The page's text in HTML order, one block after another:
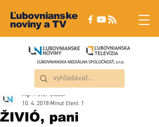
Ľubovnianske
noviny a TV
ŽIVIÓ, pani
Mgr. Peter Šlosár
10. 4. 2018 Minut čtení: 1